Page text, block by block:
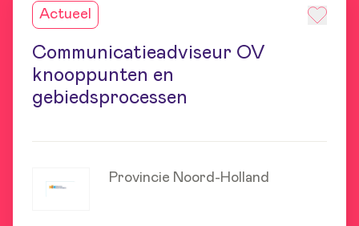
Actueel
Communicatieadviseur OV
knooppunten en
gebiedsprocessen
Provincie Noord-Holland